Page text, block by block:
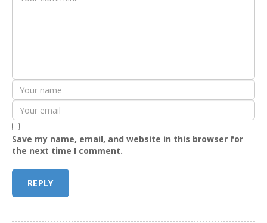
Save my name, email, and website in this browser for
the next time I comment.